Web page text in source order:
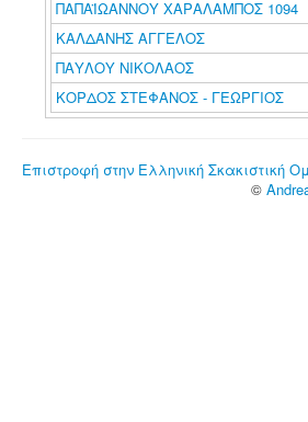
ΠΑΠΑΪΩΑΝΝΟΥ ΧΑΡΑΛΑΜΠΟΣ 1094
ΚΑΛΔΑΝΗΣ ΑΓΓΕΛΟΣ
ΠΑΥΛΟΥ ΝΙΚΟΛΑΟΣ
ΚΟΡΔΟΣ ΣΤΕΦΑΝΟΣ - ΓΕΩΡΓΙΟΣ
Επιστροφή στην Ελληνική Σκακιστική
©